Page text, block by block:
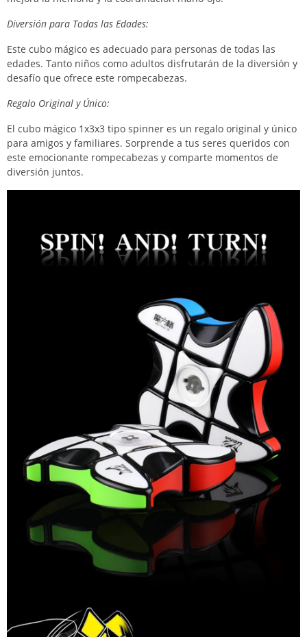
Diversión para Todas las Edades:
Este cubo mágico es adecuado para personas de todas las
edades. Tanto niños como adultos disfrutarán de la diversión y
desafío que ofrece este rompecabezas.
Regalo Original y Único:
El cubo mágico 1x3x3 tipo spinner es un regalo original y único
para amigos y familiares. Sorprende a tus seres queridos con
este emocionante rompecabezas y comparte momentos de
diversión juntos.